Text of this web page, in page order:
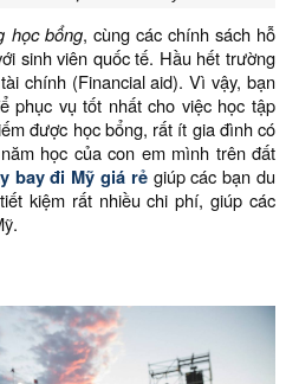
học bổng, cùng các chính sách hỗ
sinh viên quốc tế. Hầu hết trường
chính (Financial aid). Vì vậy, bạn
phục vụ tốt nhất cho việc học tập
được học bổng, rất ít gia đình có
học của con em mình trên đất
bay đi Mỹ giá rẻ giúp các bạn du
kiệm rất nhiều chi phí, giúp các